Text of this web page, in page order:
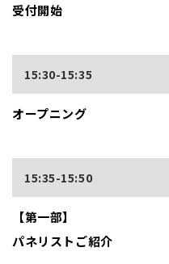
受付開始
15:30-15:35
オープニング
15:35-15:50
【第一部】
パネリストご紹介